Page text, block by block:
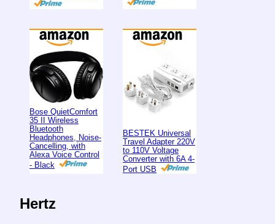
Bose QuietComfort
35 II Wireless
Bluetooth
Headphones, Noise-
Cancelling, with
Alexa Voice Control
- Black
BESTEK Universal
Travel Adapter 220V
to 110V Voltage
Converter with 6A 4-
Port USB
Hertz